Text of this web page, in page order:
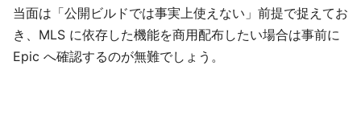
当面は「公開ビルドでは事実上使えない」前提で捉えてお
き、MLS に依存した機能を商用配布したい場合は事前に
Epic へ確認するのが無難でしょう。